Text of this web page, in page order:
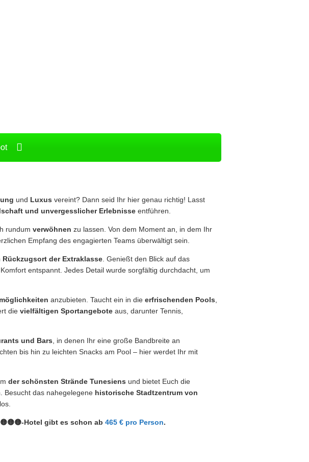
und Luxus vereint? Dann seid Ihr hier genau richtig! Lasst
und unvergesslicher Erlebnisse entführen.
rundum verwöhnen zu lassen. Von dem Moment an, in dem Ihr
Empfang des engagierten Teams überwältigt sein.
Rückzugsort der Extraklasse . Genießt den Blick auf das
entspannt. Jedes Detail wurde sorgfältig durchdacht, um
anzubieten. Taucht ein in die erfrischenden Pools
die vielfältigen Sportangebote aus, darunter Tennis,
und Bars , in denen Ihr eine große Bandbreite an
bis hin zu leichten Snacks am Pool – hier werdet Ihr mit
der schönsten Strände Tunesiens und bietet Euch die
Besucht das nahegelegene historische Stadtzentrum von
Hotel gibt es schon ab 465 € pro Person.